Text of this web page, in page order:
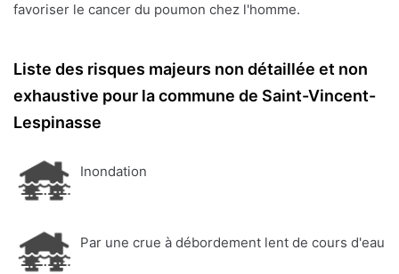
favoriser le cancer du poumon chez l'homme.
Liste des risques majeurs non détaillée et non
exhaustive pour la commune de Saint-Vincent-
Lespinasse
Inondation
Par une crue à débordement lent de cours d'eau